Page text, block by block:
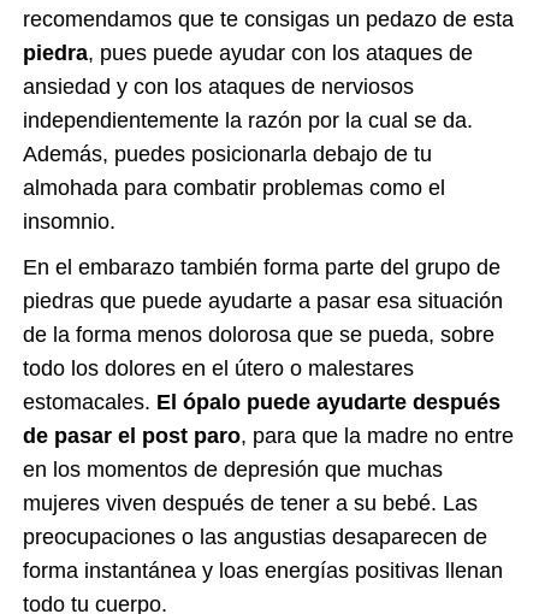
recomendamos que te consigas un pedazo de esta
piedra, pues puede ayudar con los ataques de
ansiedad y con los ataques de nerviosos
independientemente la razón por la cual se da.
Además, puedes posicionarla debajo de tu
almohada para combatir problemas como el
insomnio.
En el embarazo también forma parte del grupo de
piedras que puede ayudarte a pasar esa situación
de la forma menos dolorosa que se pueda, sobre
todo los dolores en el útero o malestares
estomacales. El ópalo puede ayudarte después
de pasar el post paro, para que la madre no entre
en los momentos de depresión que muchas
mujeres viven después de tener a su bebé. Las
preocupaciones o las angustias desaparecen de
forma instantánea y loas energías positivas llenan
todo tu cuerpo.